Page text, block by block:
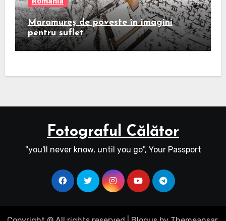
Maramureș de poveste în imagini
pentru suflet
Fotograful Călător
"you'll never know, until you go", Your Passport